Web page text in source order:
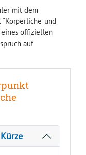
mit dem
und
eines offiziellen
auf